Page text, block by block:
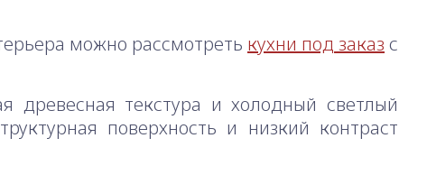
можно рассмотреть кухни под заказ с
древесная текстура и холодный светлый
поверхность и низкий контраст